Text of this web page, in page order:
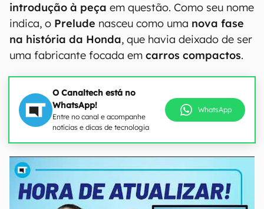
introdução à peça em questão. Como seu nome
indica, o Prelude nasceu como uma nova fase
na história da Honda, que havia deixado de ser
uma fabricante focada em carros compactos.
O Canaltech está no
WhatsApp!
Entre no canal e acompanhe
notícias e dicas de tecnologia
WhatsApp